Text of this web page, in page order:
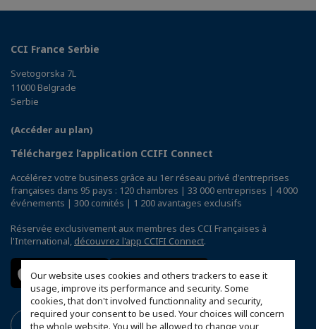
Our website uses cookies and others trackers to ease it
usage, improve its performance and security. Some
cookies, that don't involved functionnality and security,
required your consent to be used. Your choices will concern
the whole website. You will be allowed to change your
CCI France Serbie
Svetogorska 7L
11000 Belgrade
Serbie
(Accéder au plan)
Téléchargez l’application CCIFI Connect
Accélérez votre business grâce au 1er réseau privé d'entreprises
françaises dans 95 pays : 120 chambres | 33 000 entreprises | 4 000
événements | 300 comités | 1 200 avantages exclusifs
Réservée exclusivement aux membres des CCI Françaises à
l'International, découvrez l'app CCIFI Connect.